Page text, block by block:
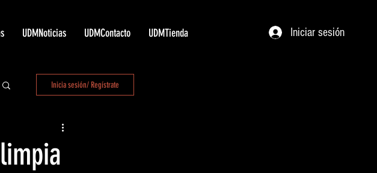
Iniciar sesión
UDMNoticias UDMContacto UDMTienda
Inicia sesión/ Regístrate